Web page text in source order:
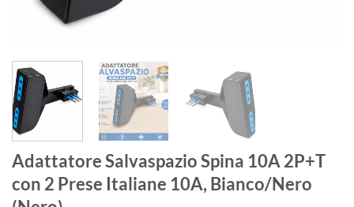
Adattatore Salvaspazio Spina 10A 2P+T
con 2 Prese Italiane 10A, Bianco/Nero